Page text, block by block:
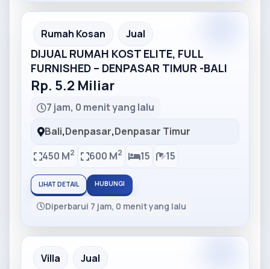
Partner Ad
Rumah Kosan Jual
DIJUAL RUMAH KOST ELITE, FULL
FURNISHED – DENPASAR TIMUR -BALI
Rp. 5.2 Miliar
7 jam, 0 menit yang lalu
Bali,Denpasar,Denpasar Timur
450 M2 600 M2 15 15
LIHAT DETAIL HUBUNGI
Diperbarui 7 jam, 0 menit yang lalu
Partner Ad
Villa Jual